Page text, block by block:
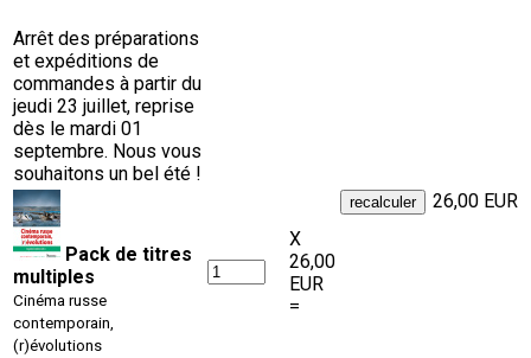
Arrêt des préparations
et expéditions de
commandes à partir du
jeudi 23 juillet, reprise
dès le mardi 01
septembre. Nous vous
souhaitons un bel été !
Pack de titres
multiples
Cinéma russe
contemporain,
(r)évolutions
X
26,00
EUR
=
26,00 EUR